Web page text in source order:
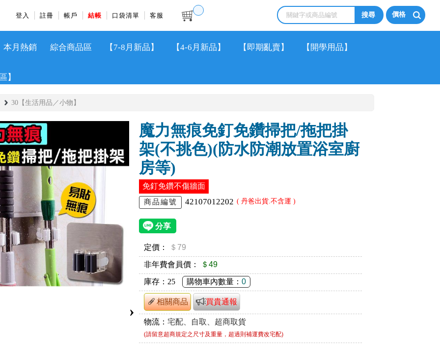
登入 註冊 帳戶 結帳 口袋清單 客服 價格
本月熱銷 綜合商品區 【7-8月新品】 【4-6月新品】 【即期亂賣】 【開學用品】
】
30【生活用品／小物】
›
魔力無痕免釘免鑽掃把/拖把掛
架(不挑色)(防水防潮放置浴室廚
房等)
免釘免鑽不傷牆面
商品編號 42107012202 ( 丹爸出貨.不含運 )
定價： ＄79
非年費會員價： ＄49
庫存： 25 購物車內數量：0
相關商品 買貴通報
物流：宅配、自取、超商取貨
(請留意超商規定之尺寸及重量，超過則補運費改宅配)